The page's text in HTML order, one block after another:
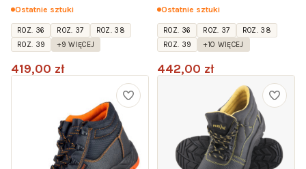
Ostatnie sztuki
ROZ. 36 ROZ. 37
ROZ. 38
ROZ. 39
+9 WIĘCEJ
419,00 zł
Ostatnie sztuki
ROZ. 36 ROZ. 37
ROZ. 38
ROZ. 39
+10 WIĘCEJ
442,00 zł